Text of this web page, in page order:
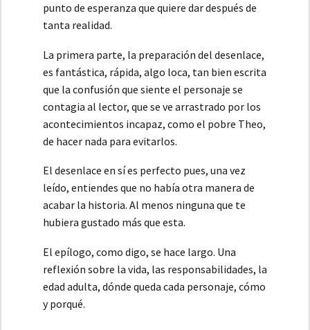
punto de esperanza que quiere dar después de
tanta realidad.
La primera parte, la preparación del desenlace,
es fantástica, rápida, algo loca, tan bien escrita
que la confusión que siente el personaje se
contagia al lector, que se ve arrastrado por los
acontecimientos incapaz, como el pobre Theo,
de hacer nada para evitarlos.
El desenlace en sí es perfecto pues, una vez
leído, entiendes que no había otra manera de
acabar la historia. Al menos ninguna que te
hubiera gustado más que esta.
El epílogo, como digo, se hace largo. Una
reflexión sobre la vida, las responsabilidades, la
edad adulta, dónde queda cada personaje, cómo
y porqué.